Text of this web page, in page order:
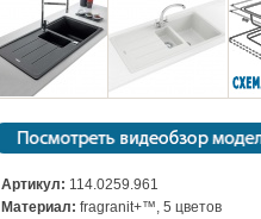
Артикул: 114.0259.961
Материал: fragranit+™, 5 цветов